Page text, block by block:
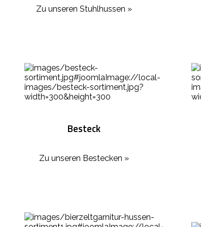
Zu unseren Stuhlhussen »
Besteck
Zu unseren Bestecken »